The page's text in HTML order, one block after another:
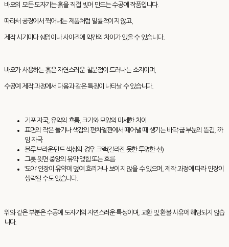
바오의 모든 도자기는 흙을 직접 빚어 만드는 수공예 작품입니다.
따라서 공장에서 찍어내는 제품처럼 일률적이지 않고,
제작 시기마다 쉐입이나 사이즈에 약간의 차이가 있을 수 있습니다.
바오가 사용하는 흙은 자연스러운 철분점이 드러나는 소지이며,
수공예 제작 과정에서 다음과 같은 특징이 나타날 수 있습니다.
기포 자국, 유약의 흐름, 크기와 모양의 미세한 차이
표면의 작은 돌기나 색감의 편차열판에서 떼어낼 때 생기는 바닥·굽 부분의 뜯김, 까
임 자국
블루·브라운·민트 색상의 경우 크랙(갈라진 듯한 투명한 선)
그릇 윗면 중앙의 유약 맺힘 또는 흐름
‘도야’ 인장이 유약에 덮여 흐리거나 보이지 않을 수 있으며, 제작 과정에 따라 인장이
생략될 수도 있습니다.
위와 같은 부분은 수공예 도자기의 자연스러운 특성이며, 교환 및 환불 사유에 해당되지 않습
니다.